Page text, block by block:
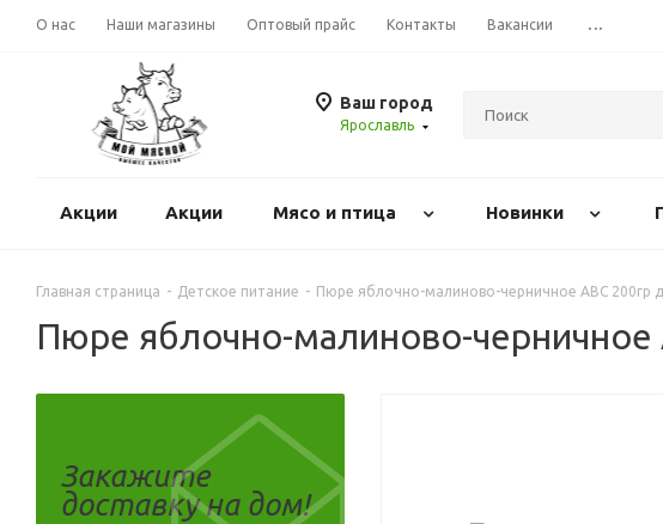
О нас Наши магазины Оптовый прайс Контакты Вакансии ...
Ваш город
Ярославль
Акции Акции Mясо и птица Новинки
Главная страница - Детское питание - Пюре яблочно-малиново-черничное АВС 200гр
Пюре яблочно-малиново-черничное
Закажите
доставку на дом!